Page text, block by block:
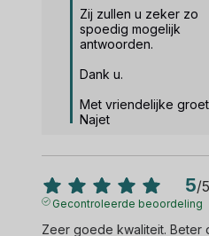
Zij zullen u zeker zo
spoedig mogelijk
antwoorden.
Dank u.
Met vriendelijke
Najet
5/5
Gecontroleerde beoordeling
Zeer goede kwaliteit. Beter